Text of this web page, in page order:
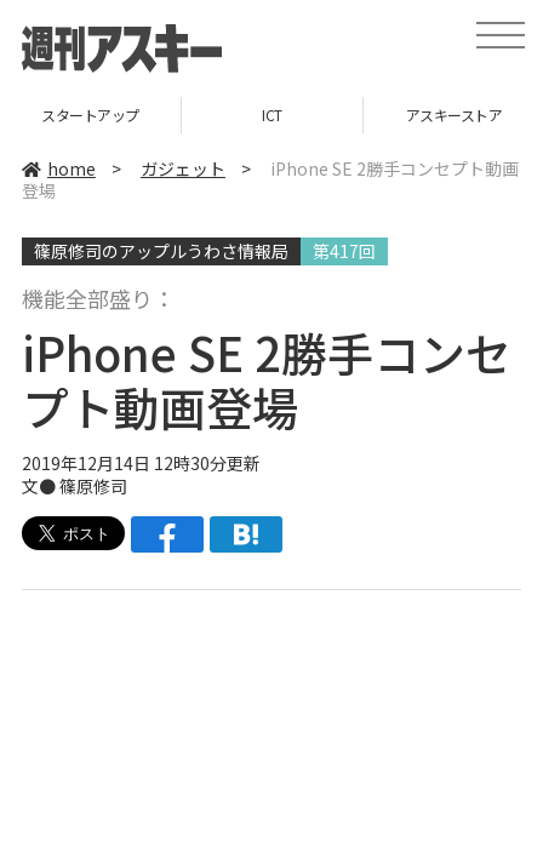
t
o
e
v
スタートアップ ICT アスキーストア
home > ガジェット >
iPhone SE 2勝手コンセプト動画
登場
篠原修司のアップルうわさ情報局 第417回
機能全部盛り：
iPhone SE 2勝手コンセ
プト動画登場
2019年12月14日 12時30分更新
文● 篠原修司